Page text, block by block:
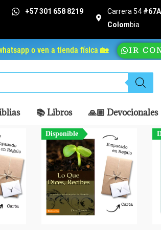
+57 301 658 8219 Carrera 54
Colombia
o ven a tienda física 🏡 IR
📚 Libros 🙏🏼 Devocionales
Disponible